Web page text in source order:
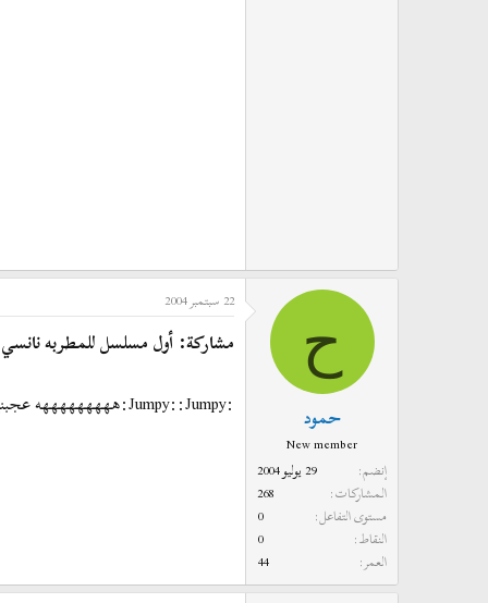
ح
حمود
New member
إنضم
29 يوليو 2004
المشاركات
268
مستوى التفاعل
0
النقاط
0
العمر
44
22 سبتمبر 2004
مشاركة: أول مسلسل للمطربه
:Jumpy::Jumpy:هههههههههه عجبني بوش حمار ههههههههه مشكوره اختي دلوعة